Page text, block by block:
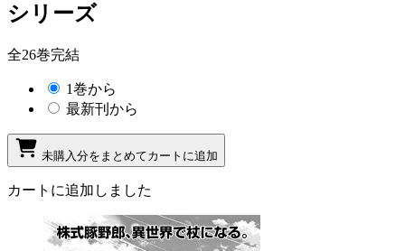
シリーズ
全26巻完結
1巻から
最新刊から
未購入分をまとめてカートに追加
カートに追加しました